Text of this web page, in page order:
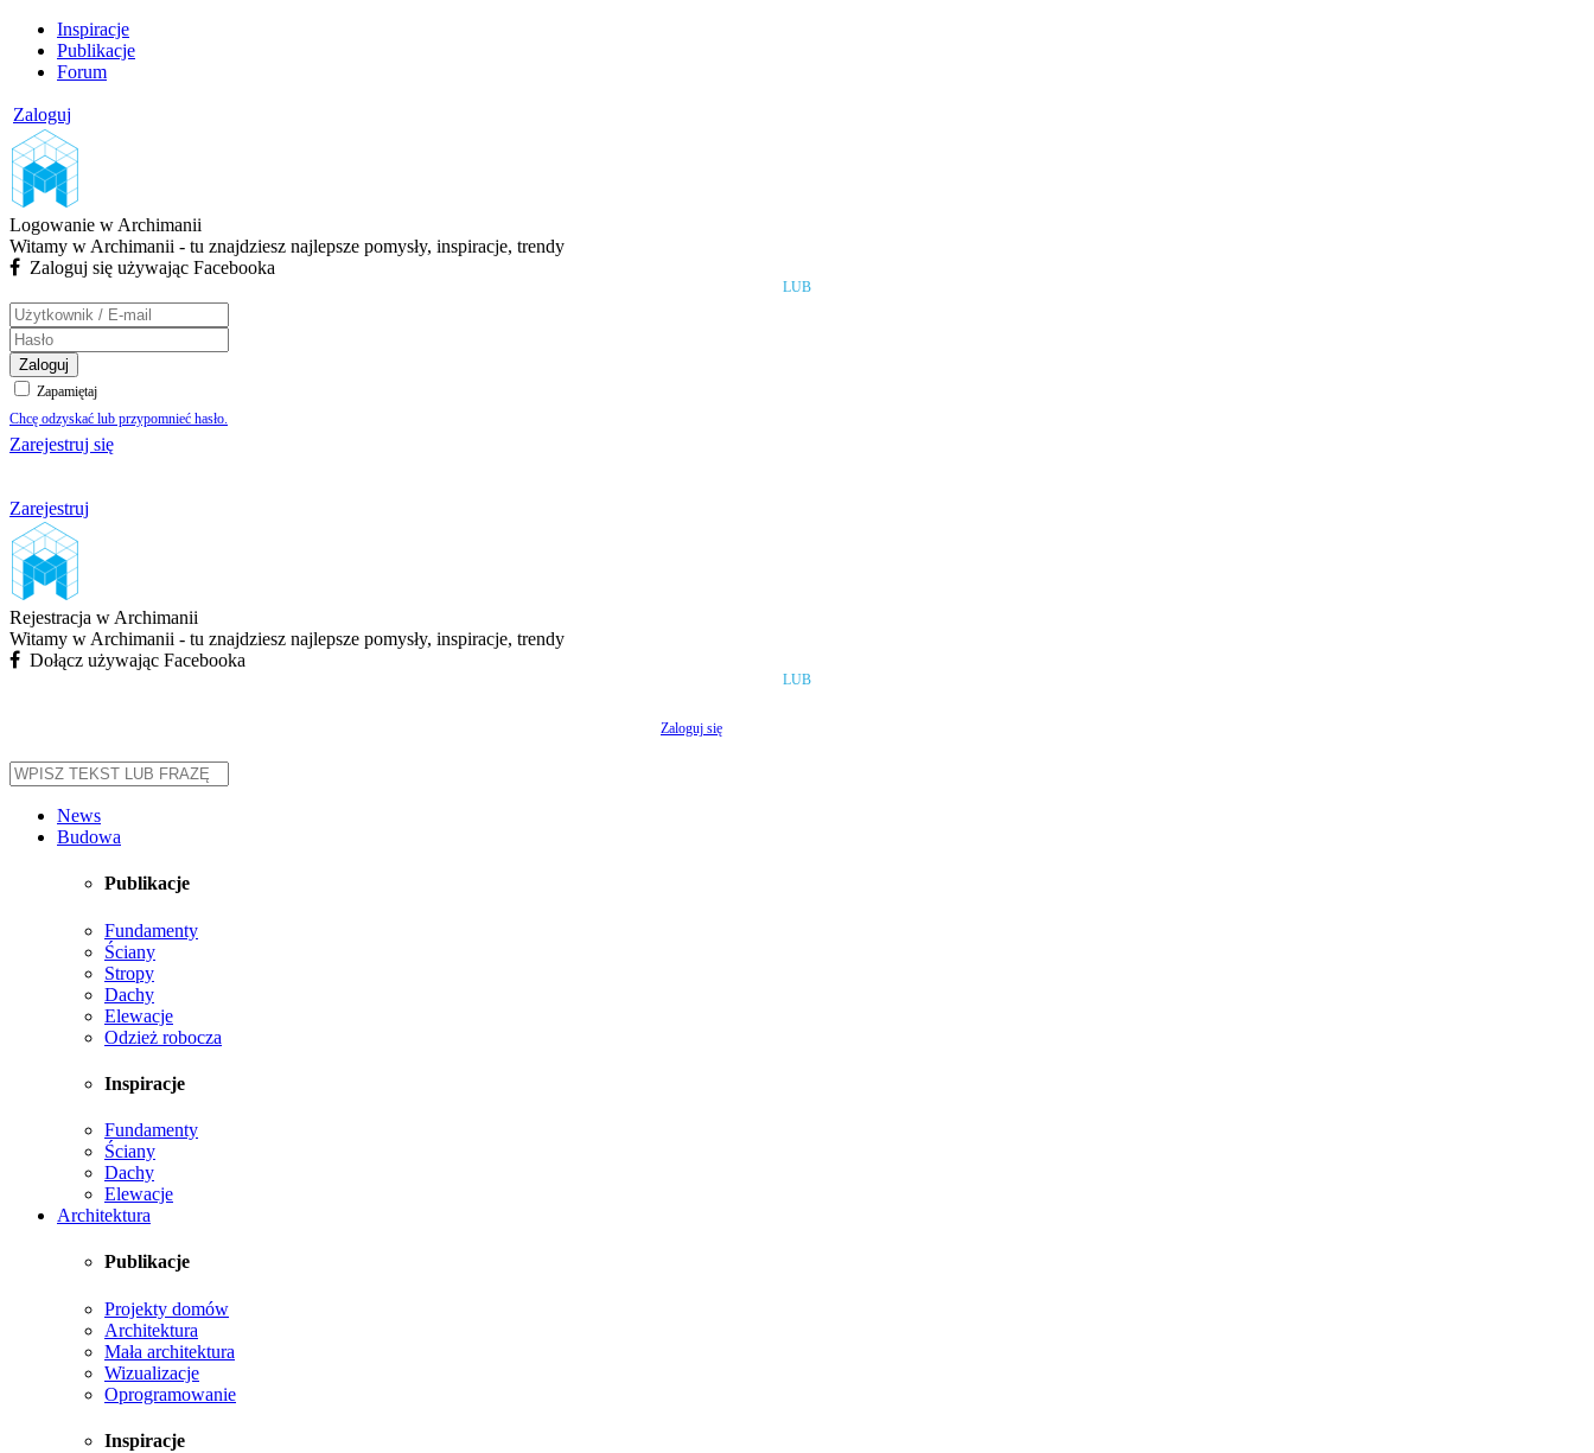
Inspiracje
Publikacje
Forum
Zaloguj
Logowanie w Archimanii
Witamy w Archimanii - tu znajdziesz najlepsze pomysły, inspiracje, trendy
Zaloguj się używając Facebooka
LUB
Zaloguj
Zapamiętaj
Chcę odzyskać lub przypomnieć hasło.
Zarejestruj się
Zarejestruj
Rejestracja w Archimanii
Witamy w Archimanii - tu znajdziesz najlepsze pomysły, inspiracje, trendy
Dołącz używając Facebooka
LUB
Zaloguj się
News
Budowa
Publikacje
Fundamenty
Ściany
Stropy
Dachy
Elewacje
Odzież robocza
Inspiracje
Fundamenty
Ściany
Dachy
Elewacje
Architektura
Publikacje
Projekty domów
Architektura
Mała architektura
Wizualizacje
Oprogramowanie
Inspiracje